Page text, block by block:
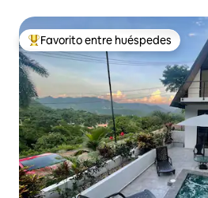
Favorito entre huéspedes preferido
Favorito entre huéspedes